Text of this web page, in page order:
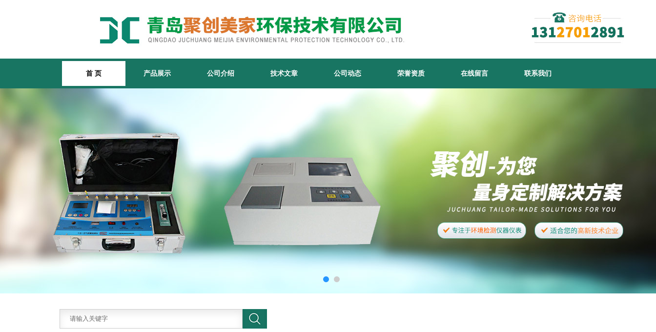
首 页 产品展示 公司介绍 技术文章 公司动态 荣誉资质 在线留言 联系我们